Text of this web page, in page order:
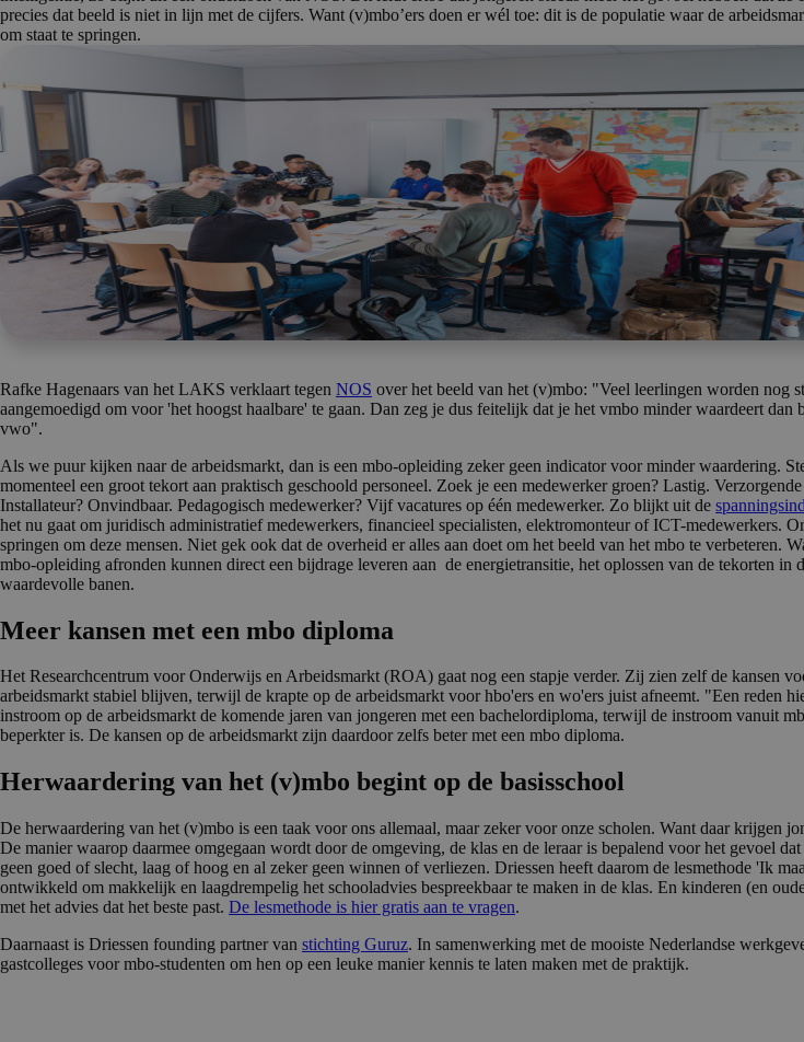
precies dat beeld is niet in lijn met de cijfers. Want (v)mbo’ers doen er wél toe: dit is de populatie waar de
om staat te springen.
Rafke Hagenaars van het LAKS verklaart tegen NOS over het beeld van het (v)mbo: "Veel leerlingen worden nog
aangemoedigd om voor 'het hoogst haalbare' te gaan. Dan zeg je dus feitelijk dat je het vmbo minder waardeert dan
vwo".
Als we puur kijken naar de arbeidsmarkt, dan is een mbo-opleiding zeker geen indicator voor minder waardering.
momenteel een groot tekort aan praktisch geschoold personeel. Zoek je een medewerker groen? Lastig.
Installateur? Onvindbaar. Pedagogisch medewerker? Vijf vacatures op één medewerker. Zo blijkt uit de
het nu gaat om juridisch administratief medewerkers, financieel specialisten, elektromonteur of ICT-medewerkers.
springen om deze mensen. Niet gek ook dat de overheid er alles aan doet om het beeld van het mbo te verbeteren.
mbo-opleiding afronden kunnen direct een bijdrage leveren aan de energietransitie, het oplossen van de tekorten in
waardevolle banen.
Meer kansen met een mbo diploma
Het Researchcentrum voor Onderwijs en Arbeidsmarkt (ROA) gaat nog een stapje verder. Zij zien zelf de kansen
arbeidsmarkt stabiel blijven, terwijl de krapte op de arbeidsmarkt voor hbo'ers en wo'ers juist afneemt. "Een reden
instroom op de arbeidsmarkt de komende jaren van jongeren met een bachelordiploma, terwijl de instroom vanuit
beperkter is. De kansen op de arbeidsmarkt zijn daardoor zelfs beter met een mbo diploma.
Herwaarde­ring van het (v)mbo begint op de basisschool
De herwaardering van het (v)mbo is een taak voor ons allemaal, maar zeker voor onze scholen. Want daar krijgen
De manier waarop daarmee omgegaan wordt door de omgeving, de klas en de leraar is bepalend voor het gevoel
geen goed of slecht, laag of hoog en al zeker geen winnen of verliezen. Driessen heeft daarom de lesmethode 'Ik
ontwikkeld om makkelijk en laagdrempelig het schooladvies bespreekbaar te maken in de klas. En kinderen (en
met het advies dat het beste past. De lesmethode is hier gratis aan te vragen.
Daarnaast is Driessen founding partner van stichting Guruz. In samenwerking met de mooiste Nederlandse
gastcolleges voor mbo-studenten om hen op een leuke manier kennis te laten maken met de praktijk.